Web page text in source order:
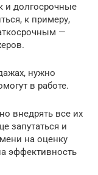
и долгосрочные
к примеру,
—
нужно
в работе.
внедрять все их
запутаться и
на оценку
эффективность